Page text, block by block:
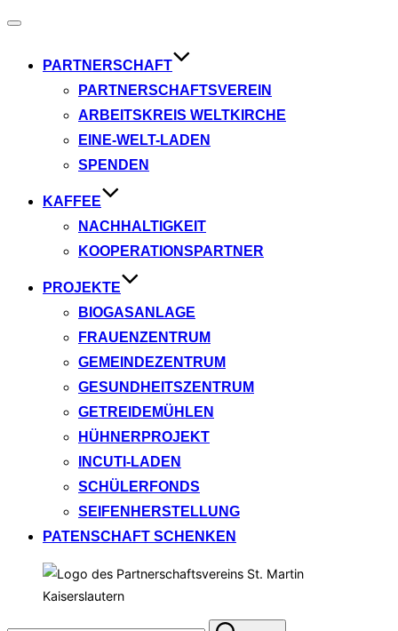
Navigation
PARTNERSCHAFT
PARTNERSCHAFTSVEREIN
ARBEITSKREIS WELTKIRCHE
EINE-WELT-LADEN
SPENDEN
KAFFEE
NACHHALTIGKEIT
KOOPERATIONSPARTNER
PROJEKTE
BIOGASANLAGE
FRAUENZENTRUM
GEMEINDEZENTRUM
GESUNDHEITSZENTRUM
GETREIDEMÜHLEN
HÜHNERPROJEKT
INCUTI-LADEN
SCHÜLERFONDS
SEIFENHERSTELLUNG
PATENSCHAFT SCHENKEN